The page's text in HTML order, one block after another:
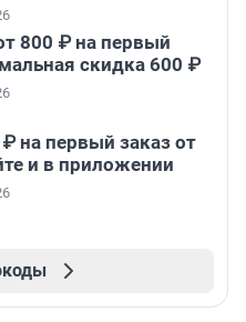
800 ₽ на первый
скидка 600 ₽
на первый заказ от
и в приложении